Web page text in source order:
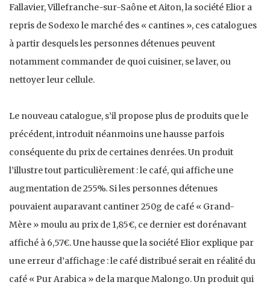
Fallavier, Villefranche-sur-Saône et Aiton, la société Elior a
repris de Sodexo le marché des « cantines », ces catalogues
à partir desquels les personnes détenues peuvent
notamment commander de quoi cuisiner, se laver, ou
nettoyer leur cellule.
Le nouveau catalogue, s’il propose plus de produits que le
précédent, introduit néanmoins une hausse parfois
conséquente du prix de certaines denrées. Un produit
l’illustre tout particulièrement : le café, qui affiche une
augmentation de 255%. Si les personnes détenues
pouvaient auparavant cantiner 250g de café « Grand-
Mère » moulu au prix de 1,85€, ce dernier est dorénavant
affiché à 6,57€. Une hausse que la société Elior explique par
une erreur d’affichage : le café distribué serait en réalité du
café « Pur Arabica » de la marque Malongo. Un produit qui